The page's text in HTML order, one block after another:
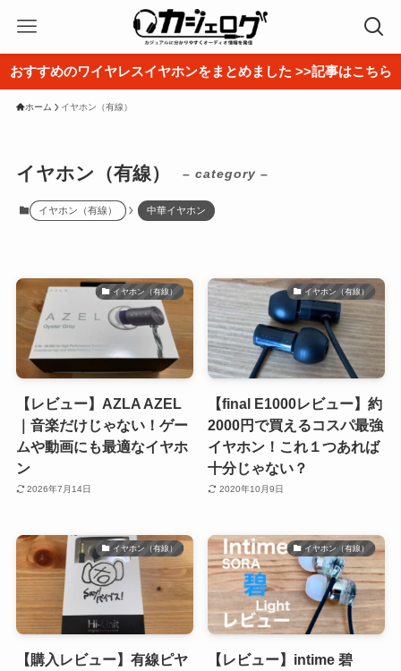
おすすめのワイヤレスイヤホンをまとめました >>記事はこちら
ホーム イヤホン（有線）
イヤホン（有線） – category –
イヤホン（有線） 中華イヤホン
イヤホン（有線）
【レビュー】AZLA AZEL
｜音楽だけじゃない！ゲー
ムや動画にも最適なイヤホ
ン
2026年7月14日
イヤホン（有線）
【final E1000レビュー】約
2000円で買えるコスパ最強
イヤホン！これ１つあれば
十分じゃない？
2020年10月9日
イヤホン（有線）
【購入レビュー】有線ピヤ
イヤホン（有線）
【レビュー】intime 碧